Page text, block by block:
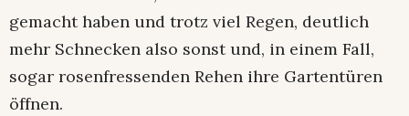
gemacht haben und trotz viel Regen, deutlich
mehr Schnecken also sonst und, in einem Fall,
sogar rosenfressenden Rehen ihre Gartentüren
öffnen.